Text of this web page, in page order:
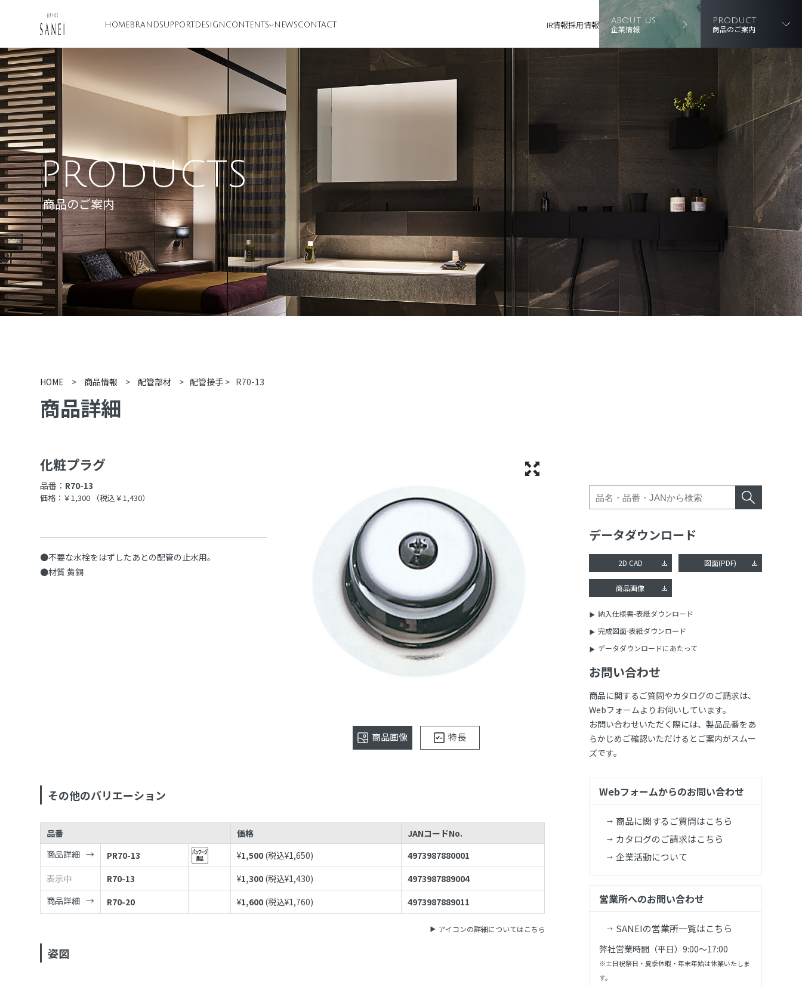
HOME BRANDSUPPORT DESIGN CONTENTS NEWSCONTACT IR情報採用情報 ABOUT US
企業情報
PRODUCT
商品のご案内
PRODUCTS
商品のご案内
HOME > 商品情報 > 配管部材 > 配管接手 > R70-13
商品詳細
化粧プラグ
品番： R70-13
価格：￥1,300 （税込￥1,430）
●不要な水栓をはずしたあとの配管の止水用。
●材質 黄銅
商品画像 特長
その他のバリエーション
品番 価格
JANコードNo.
商品詳細
PR70-13 ¥1,500 (税込¥1,650)
4973987880001
表示中
R70-13 ¥1,300 (税込¥1,430)
4973987889004
商品詳細
R70-20 ¥1,600 (税込¥1,760) 4973987889011
アイコンの詳細についてはこちら
姿図
データダウンロード
2D CAD 図面(PDF)
商品画像
納入仕様書-表紙ダウンロード
完成図面-表紙ダウンロード
データダウンロードにあたって
お問い合わせ
商品に関するご質問やカタログのご請求は、
Webフォームよりお伺いしています。
お問い合わせいただく際には、製品品番をあ
らかじめご確認いただけるとご案内がスムー
ズです。
Webフォームからのお問い合わせ
商品に関するご質問はこちら
カタログのご請求はこちら
企業活動について
営業所へのお問い合わせ
SANEIの営業所一覧はこちら
弊社営業時間（平日）9:00～17:00
※土日祝祭日・夏季休暇・年末年始は休業いたしま
す。